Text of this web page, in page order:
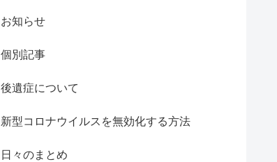
お知らせ
個別記事
後遺症について
新型コロナウイルスを無効化する方法
日々のまとめ